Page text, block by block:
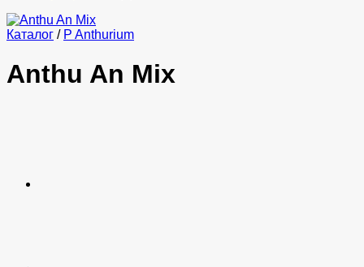
Каталог / P Anthurium
Anthu An Mix